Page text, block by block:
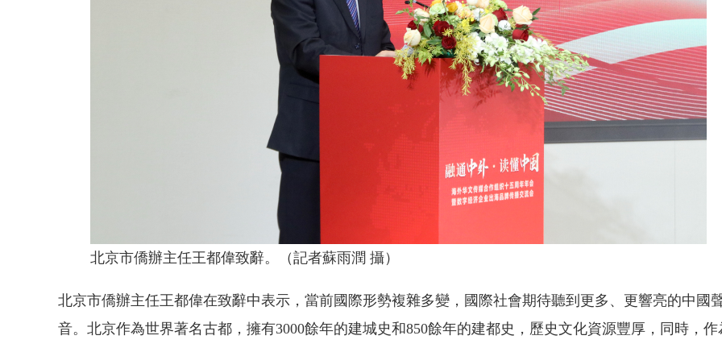
北京市僑辦主任王都偉致辭。（記者蘇雨潤 攝）
北京市僑辦主任王都偉在致辭中表示，當前國際形勢複雜多變，國際社會期待聽到更多、更響亮的中國
音。北京作為世界著名古都，擁有3000餘年的建城史和850餘年的建都史，歷史文化資源豐厚，同時，作